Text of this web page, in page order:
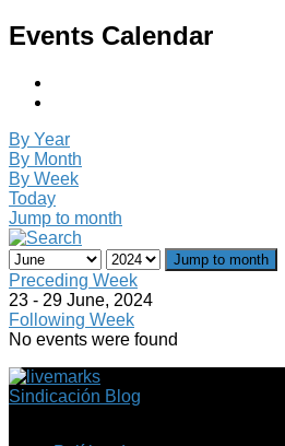
Events Calendar
By Year
By Month
By Week
Today
Jump to month
Jump to month
Preceding Week
23 - 29 June, 2024
Following Week
No events were found
Sindicación Blog